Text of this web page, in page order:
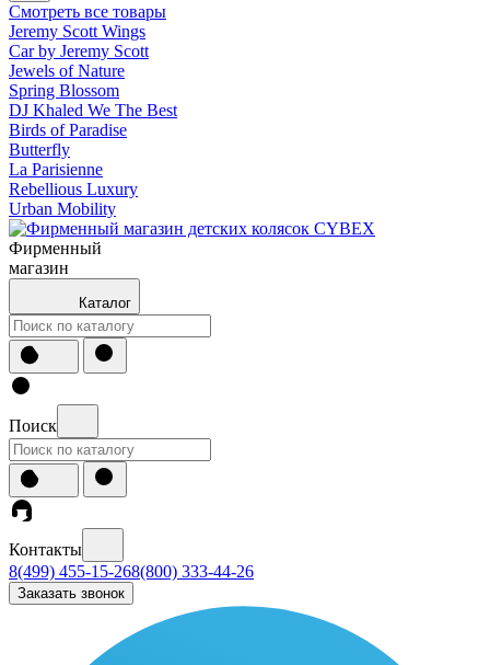
Смотреть все товары
Jeremy Scott Wings
Car by Jeremy Scott
Jewels of Nature
Spring Blossom
DJ Khaled We The Best
Birds of Paradise
Butterfly
La Parisienne
Rebellious Luxury
Urban Mobility
Фирменный
магазин
Каталог
Поиск
Контакты
8(499) 455-15-268(800) 333-44-26
Заказать звонок